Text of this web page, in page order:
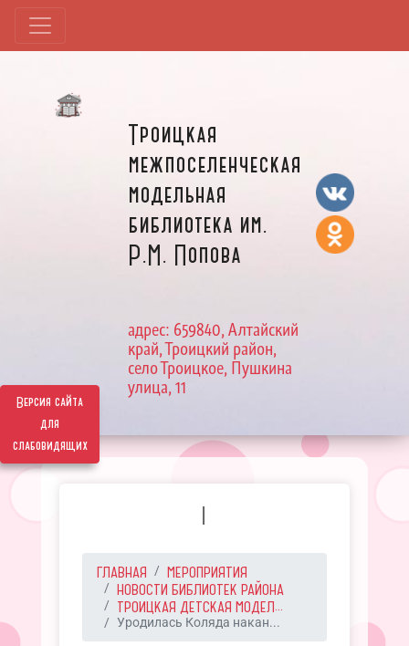
Версия сайта
для
слабовидящих
Троицкая
межпоселенческая
модельная
библиотека им.
Р.М. Попова
адрес: 659840, Алтайский
край, Троицкий район,
село Троицкое, Пушкина
улица, 11
I
ГЛАВНАЯ
МЕРОПРИЯТИЯ
НОВОСТИ БИБЛИОТЕК РАЙОНА
ТРОИЦКАЯ ДЕТСКАЯ МОДЕЛ...
Уродилась Коляда накан...